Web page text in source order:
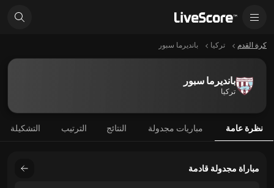
كرة القدم تركيا بانديرما سبور
بانديرما سبور
تركيا
نظرة عامة مباريات مجدولة النتائج الترتيب التشكيلة
مباراة مجدولة قادمة